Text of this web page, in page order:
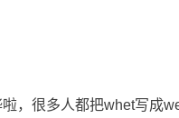
，很多人都把whet写成